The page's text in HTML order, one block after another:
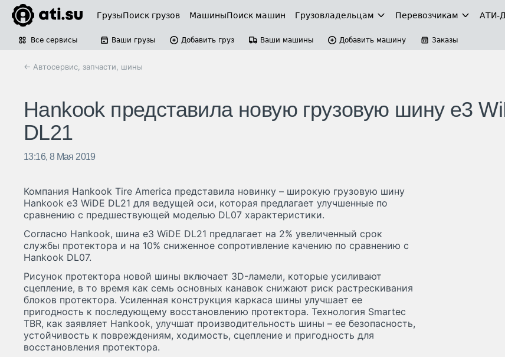
ГрузыПоиск грузов МашиныПоиск машин Грузовладельцам Перевозчикам АТИ-
Все сервисы Ваши грузы Добавить груз Ваши машины Добавить машину Заказы
← Автосервис, запчасти, шины
Hankook представила новую грузовую шину e3
DL21
13:16, 8 Мая 2019
Компания Hankook Tire America представила новинку – широкую грузовую шину
Hankook e3 WiDE DL21 для ведущей оси, которая предлагает улучшенные по
сравнению с предшествующей моделью DL07 характеристики.
Согласно Hankook, шина e3 WiDE DL21 предлагает на 2% увеличенный срок
службы протектора и на 10% сниженное сопротивление качению по сравнению с
Hankook DL07.
Рисунок протектора новой шины включает 3D-ламели, которые усиливают
сцепление, в то время как семь основных канавок снижают риск растрескивания
блоков протектора. Усиленная конструкция каркаса шины улучшает ее
пригодность к последующему восстановлению протектора. Технология Smartec
TBR, как заявляет Hankook, улучшат производительность шины – ее безопасность,
устойчивость к повреждениям, ходимость, сцепление и пригодность для
восстановления протектора.